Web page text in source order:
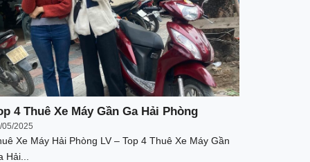
4 Thuê Xe Máy Gần Ga Hải Phòng
05/2025
Xe Máy Hải Phòng LV – Top 4 Thuê Xe Máy Gần
Hải...